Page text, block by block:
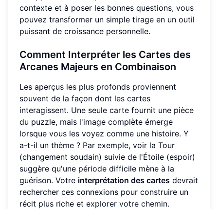
contexte et à poser les bonnes questions, vous
pouvez transformer un simple tirage en un outil
puissant de croissance personnelle.
Comment Interpréter les Cartes des
Arcanes Majeurs en Combinaison
Les aperçus les plus profonds proviennent
souvent de la façon dont les cartes
interagissent. Une seule carte fournit une pièce
du puzzle, mais l'image complète émerge
lorsque vous les voyez comme une histoire. Y
a-t-il un thème ? Par exemple, voir la Tour
(changement soudain) suivie de l'Étoile (espoir)
suggère qu'une période difficile mène à la
guérison. Votre interprétation des cartes devrait
rechercher ces connexions pour construire un
récit plus riche et explorer votre chemin.